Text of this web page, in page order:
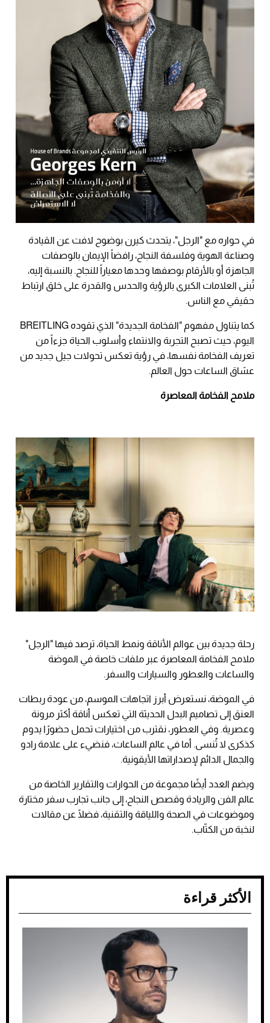
في حواره مع "الرجل"، يتحدث كيرن بوضوح لافت عن القيادة
وصناعة الهوية وفلسفة النجاح، رافضاً الإيمان بالوصفات
الجاهزة أو بالأرقام بوصفها وحدها معياراً للنجاح. بالنسبة إليه،
تُبنى العلامات الكبرى بالرؤية والحدس والقدرة على خلق ارتباط
حقيقي مع الناس.
كما يتناول مفهوم "الفخامة الجديدة" الذي تقوده BREITLING
اليوم، حيث تصبح التجربة والانتماء وأسلوب الحياة جزءاً من
تعريف الفخامة نفسها، في رؤية تعكس تحولات جيل جديد من
عشاق الساعات حول العالم.
ملامح الفخامة المعاصرة
رحلة جديدة بين عوالم الأناقة ونمط الحياة، ترصد فيها "الرجل"
ملامح الفخامة المعاصرة عبر ملفات خاصة في الموضة
والساعات والعطور والسيارات والسفر.
في الموضة، نستعرض أبرز اتجاهات الموسم، من عودة ربطات
العنق إلى تصاميم البدل الحديثة التي تعكس أناقة أكثر مرونة
وعصرية. وفي العطور، نقترب من اختيارات تحمل حضورًا يدوم
كذكرى لا تُنسى. أما في عالم الساعات، فنضيء على علامة رادو
والجمال الدائم لإصداراتها الأيقونية.
ويضم العدد أيضًا مجموعة من الحوارات والتقارير الخاصة من
عالم الفن والريادة وقصص النجاح، إلى جانب تجارب سفر مختارة
وموضوعات في الصحة واللياقة والتقنية، فضلًا عن مقالات
لنخبة من الكتّاب.
الأكثر قراءة